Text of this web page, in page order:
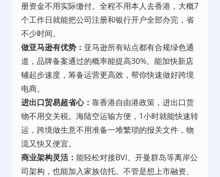
册资金不用实际缴付。全程不用本人去香港，大概7
个工作日就能把公司注册和银行开户全部办完，省
不少时间。
做亚马逊有优势： 亚马逊所有站点都有合规绿色通
道，品牌备案通过的概率能提高30%。能加快新店
铺起步速度，筹备运营更高效，帮你快速做好跨境
电商。
进出口贸易超省心：靠香港自由港政策，进出口货
物不用交关税。海陆空运输方便，1小时就能快速转
运，跨境做生意不用准备一堆繁琐的报关文件，物
流又快又便宜。
商业架构灵活：能轻松对接BVI、开曼群岛等离岸公
司架构，也能加入家族信托。不管是想上市融资、